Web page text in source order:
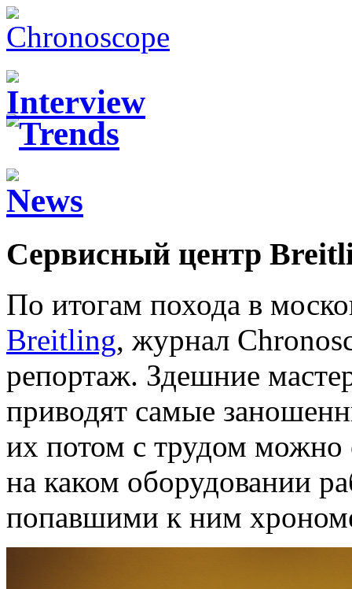
Сервисный центр
По итогам похода в
Breitling, журнал
репортаж. Здешние
приводят самые
их потом с трудом можно
на каком оборудовании
попавшими к ним